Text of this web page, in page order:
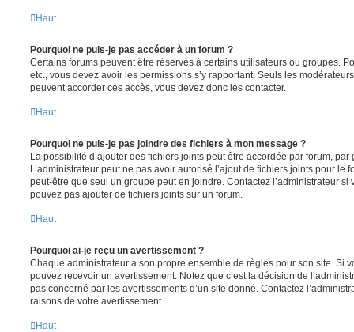
Haut
Pourquoi ne puis-je pas accéder à un forum ?
Certains forums peuvent être réservés à certains utilisateurs ou groupes.
etc., vous devez avoir les permissions s’y rapportant. Seuls les
peuvent accorder ces accès, vous devez donc les contacter.
Haut
Pourquoi ne puis-je pas joindre des fichiers à mon message ?
La possibilité d’ajouter des fichiers joints peut être accordée par forum, par
L’administrateur peut ne pas avoir autorisé l’ajout de fichiers joints pour le
peut-être que seul un groupe peut en joindre. Contactez l’administrateur
pouvez pas ajouter de fichiers joints sur un forum.
Haut
Pourquoi ai-je reçu un avertissement ?
Chaque administrateur a son propre ensemble de règles pour son site. Si
pouvez recevoir un avertissement. Notez que c’est la décision de
pas concerné par les avertissements d’un site donné. Contactez
raisons de votre avertissement.
Haut